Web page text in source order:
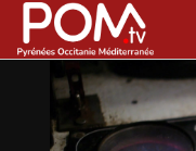
ACCUEIL